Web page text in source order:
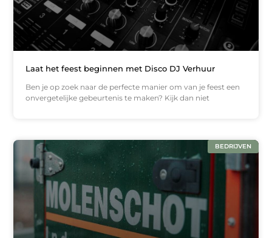
Laat het feest beginnen met Disco DJ Verhuur
Ben je op zoek naar de perfecte manier om van je feest een
onvergetelijke gebeurtenis te maken? Kijk dan niet
BEDRIJVEN